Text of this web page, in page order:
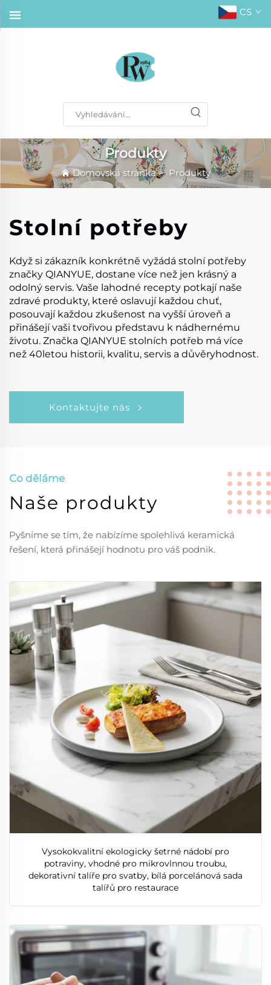
CS
Produkty
Domovská stránka> Produkty
Stolní potřeby
Když si zákazník konkrétně vyžádá stolní potřeby
značky QIANYUE, dostane více než jen krásný a
odolný servis. Vaše lahodné recepty potkají naše
zdravé produkty, které oslavují každou chuť,
posouvají každou zkušenost na vyšší úroveň a
přinášejí vaši tvořivou představu k nádhernému
životu. Značka QIANYUE stolních potřeb má více
než 40letou historii, kvalitu, servis a důvěryhodnost.
Kontaktujte nás
Co děláme
Naše produkty
Pyšníme se tím, že nabízíme spolehlivá keramická
řešení, která přinášejí hodnotu pro váš podnik.
Vysokokvalitní ekologicky šetrné nádobí pro
potraviny, vhodné pro mikrovlnnou troubu,
dekorativní talíře pro svatby, bílá porcelánová sada
talířů pro restaurace